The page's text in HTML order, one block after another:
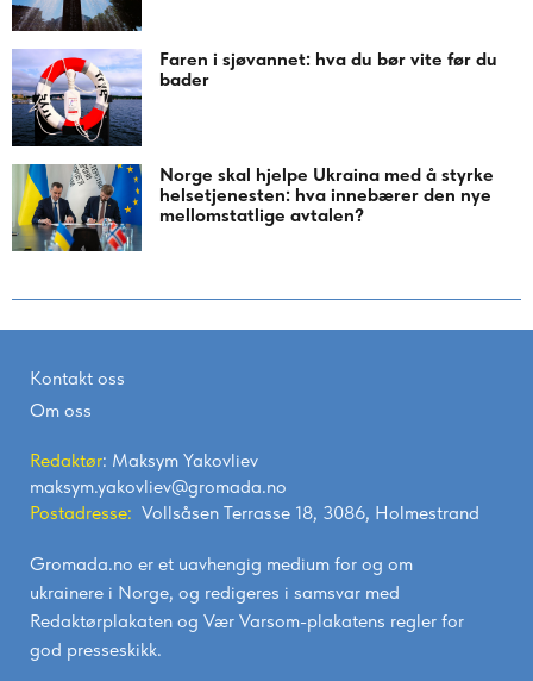
Faren i sjøvannet: hva du bør vite før du
bader
Norge skal hjelpe Ukraina med å styrke
helsetjenesten: hva innebærer den nye
mellomstatlige avtalen?
Kontakt oss
Om oss
Redaktør: Maksym Yakovliev
maksym.yakovliev@gromada.no
Postadresse: Vollsåsen Terrasse 18, 3086, Holmestrand
Gromada.no er et uavhengig medium for og om
ukrainere i Norge, og redigeres i samsvar med
Redaktørplakaten og Vær Varsom-plakatens regler for
god presseskikk.